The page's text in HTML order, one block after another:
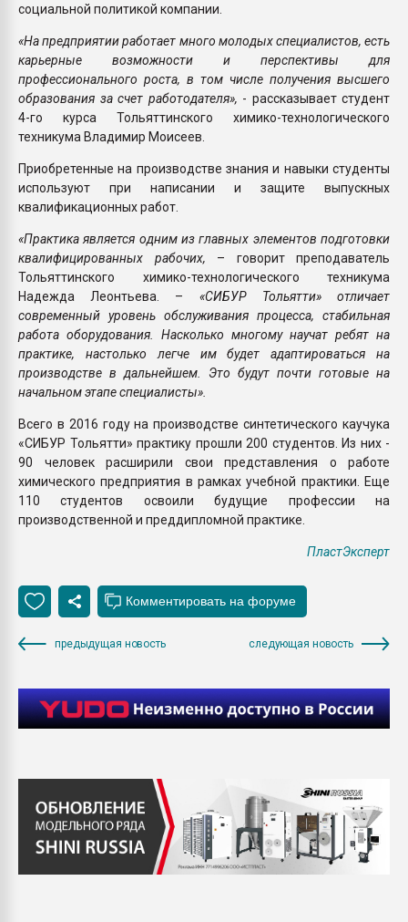
социальной политикой компании.
«На предприятии работает много молодых специалистов, есть
карьерные возможности и перспективы для
профессионального роста, в том числе получения высшего
образования за счет работодателя», - рассказывает студент
4-го курса Тольяттинского химико-технологического
техникума Владимир Моисеев.
Приобретенные на производстве знания и навыки студенты
используют при написании и защите выпускных
квалификационных работ.
«Практика является одним из главных элементов подготовки
квалифицированных рабочих, – говорит преподаватель
Тольяттинского химико-технологического техникума
Надежда Леонтьева. – «СИБУР Тольятти» отличает
современный уровень обслуживания процесса, стабильная
работа оборудования. Насколько многому научат ребят на
практике, настолько легче им будет адаптироваться на
производстве в дальнейшем. Это будут почти готовые на
начальном этапе специалисты».
Всего в 2016 году на производстве синтетического каучука
«СИБУР Тольятти» практику прошли 200 студентов. Из них -
90 человек расширили свои представления о работе
химического предприятия в рамках учебной практики. Еще
110 студентов освоили будущие профессии на
производственной и преддипломной практике.
ПластЭксперт
предыдущая новость следующая новость